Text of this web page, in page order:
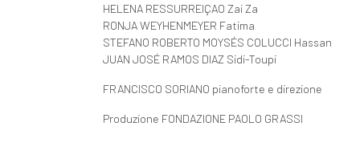
HELENA RESSURREIÇAO Zai Za
RONJA WEYHENMEYER Fatima
STEFANO ROBERTO MOYSÉS COLUCCI Hassan
JUAN JOSÉ RAMOS DIAZ Sidi-Toupi
FRANCISCO SORIANO pianoforte e direzione
Produzione FONDAZIONE PAOLO GRASSI